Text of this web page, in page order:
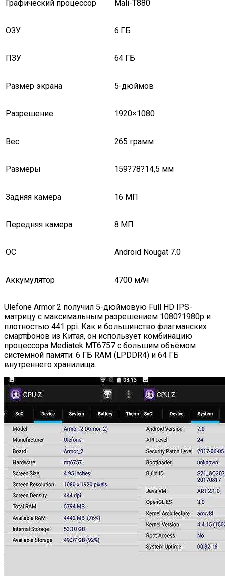
Графический процессор Mali-T880
ОЗУ 6 ГБ
ПЗУ 64 ГБ
Размер экрана 5-дюймов
Разрешение 1920×1080
Вес 265 грамм
Размеры 159?78?14,5 мм
Задняя камера 16 МП
Передняя камера 8 МП
ОС Android Nougat 7.0
Аккумулятор 4700 мАч
Ulefone Armor 2 получил 5-дюймовую Full HD IPS-
матрицу с максимальным разрешением 1080?1980p и
плотностью 441 ppi. Как и большинство флагманских
смартфонов из Китая, он использует комбинацию
процессора Mediatek MT6757 с большим объёмом
системной памяти: 6 ГБ RAM (LPDDR4) и 64 ГБ
внутреннего хранилища.